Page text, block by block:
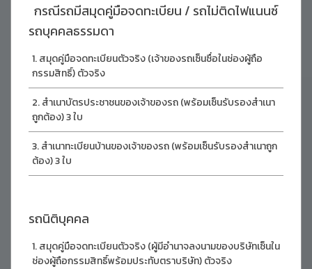
กรณีรถมีสมุดคู่มือจดทะเบียน / รถไม่ติดไฟแนนซ์
รถบุคคลธรรมดา
สมุดคู่มือจดทะเบียนตัวจริง (เจ้าของรถเซ็นซื่อในช่องผู้ถือ
กรรมสิทธิ์) ตัวจริง
สำเนาบัตรประชาชนของเจ้าของรถ (พร้อมเซ็นรับรองสำเนา
ถูกต้อง) 3 ใบ
สำเนาทะเบียนบ้านของเจ้าของรถ (พร้อมเซ็นรับรองสำเนาถูก
ต้อง) 3 ใบ
รถนิติบุคคล
สมุดคู่มือจดทะเบียนตัวจริง (ผู้มีอำนาจลงนามของบริษัทเซ็นใน
ช่องผู้ถือกรรมสิทธิ์พร้อมประทับตราบริษัท) ตัวจริง